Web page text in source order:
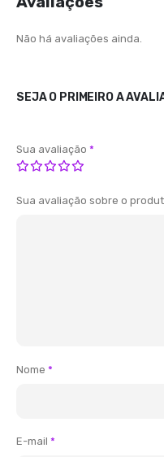
Não há avaliações ainda.
SEJA O PRIMEIRO A
Sua avaliação *
Sua avaliação sobre o
Nome *
E-mail *